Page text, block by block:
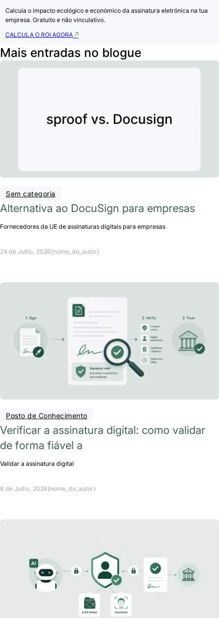
Calcula o impacto ecológico e económico da assinatura eletrónica na tua
empresa. Gratuito e não vinculativo.
CALCULA O ROI AGORA
Mais entradas no blogue
Sem categoria
Alternativa ao DocuSign para empresas
Fornecedores da UE de assinaturas digitais para empresas
24 de Julho, 2026{nome_do_autor}
Posto de Conhecimento
Verificar a assinatura digital: como validar
de forma fiável a
Validar a assinatura digital
8 de Julho, 2026{nome_do_autor}